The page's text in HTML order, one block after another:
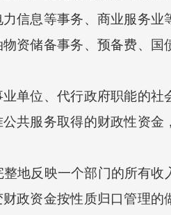
信息等事务、商业服务业
资储备事务、预备费、国
位、代行政府职能的社
共服务取得的财政性资金
反映一个部门的所有收
政资金按性质归口管理的